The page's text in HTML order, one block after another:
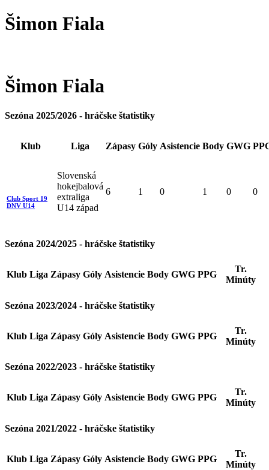
Šimon Fiala
Šimon Fiala
Sezóna 2025/2026 - hráčske štatistiky
Klub Liga Zápasy Góly Asistencie Body GWG
Club Sport 19
DNV U14
Slovenská
hokejbalová
extraliga
U14 západ
6 1 0 1 0 0
Sezóna 2024/2025 - hráčske štatistiky
Klub Liga Zápasy Góly Asistencie Body GWG PPG
Tr.
Minúty
Sezóna 2023/2024 - hráčske štatistiky
Klub Liga Zápasy Góly Asistencie Body GWG PPG
Tr.
Minúty
Sezóna 2022/2023 - hráčske štatistiky
Klub Liga Zápasy Góly Asistencie Body GWG PPG
Tr.
Minúty
Sezóna 2021/2022 - hráčske štatistiky
Klub Liga Zápasy Góly Asistencie Body GWG PPG
Tr.
Minúty